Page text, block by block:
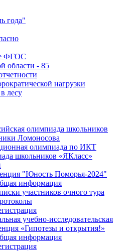
года"
ФГОС
области - 85
нагрузки
лесу
олимпиада школьников
Ломоносова
олимпиада по ИКТ
школьников «ЯКласс»
"Юность Поморья-2024"
информация
участников очного тура
учебно-исследовательская
«Гипотезы и открытия!»
информация